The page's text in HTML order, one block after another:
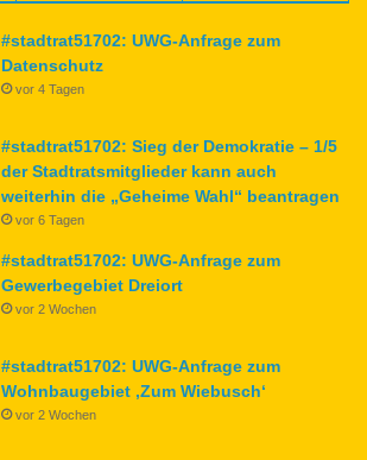
#stadtrat51702: UWG-Anfrage zum
Datenschutz
vor 4 Tagen
#stadtrat51702: Sieg der Demokratie – 1/5
der Stadtratsmitglieder kann auch
weiterhin die „Geheime Wahl“ beantragen
vor 6 Tagen
#stadtrat51702: UWG-Anfrage zum
Gewerbegebiet Dreiort
vor 2 Wochen
#stadtrat51702: UWG-Anfrage zum
Wohnbaugebiet ‚Zum Wiebusch‘
vor 2 Wochen